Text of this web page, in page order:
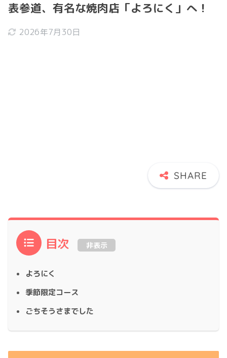
表参道、有名な焼肉店「よろにく」へ！
2026年7月30日
目次 非表示
よろにく
季節限定コース
ごちそうさまでした